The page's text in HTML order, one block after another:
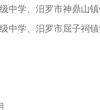
中学、汨罗市神鼎山
中学、汨罗市屈子祠镇